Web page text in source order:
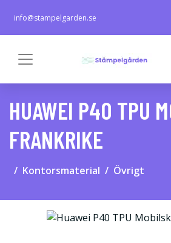
info@stampelgarden.se
HUAWEI P40 TPU
FRANKRIKE
Kontorsmaterial Övrigt